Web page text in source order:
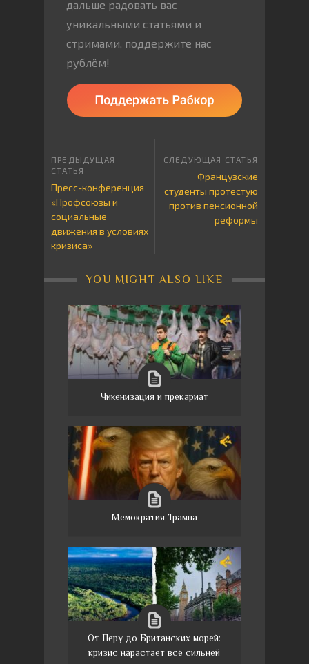
дальше радовать вас
уникальными статьями и
стримами, поддержите нас
рублём!
Пресс-конференция
«Профсоюзы и
социальные
движения в условиях
кризиса»
Французские
студенты протестую
против пенсионной
реформы
YOU MIGHT ALSO LIKE
Чикенизация и прекариат
Мемократия Трампа
От Перу до Британских морей:
кризис нарастает всё сильней